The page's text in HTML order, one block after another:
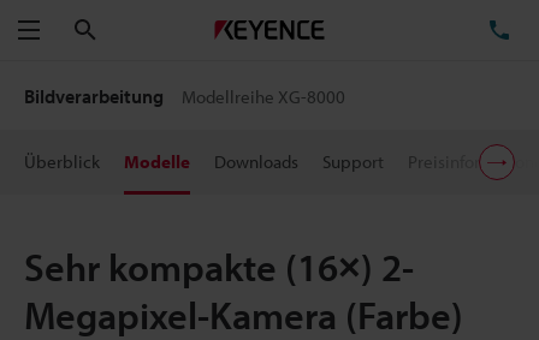
Menü
Bildverarbeitung Modellreihe XG-8000
Überblick Modelle Downloads Support
Sehr kompakte (16×) 2-
Megapixel-Kamera (Farbe)